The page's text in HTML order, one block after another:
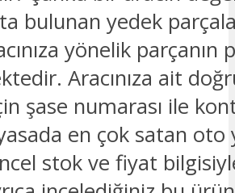
bulunan yedek
yönelik parçanın
Aracınıza ait
şase numarası ile
en çok satan oto
stok ve fiyat